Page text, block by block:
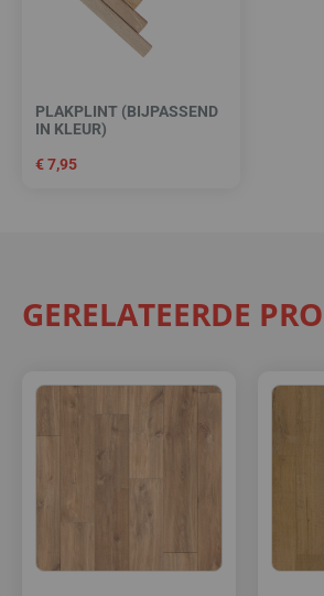
PLAKPLINT (BIJPASSEND
IN KLEUR)
€7,95
GERELATEERDE